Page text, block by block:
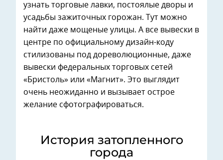
узнать торговые лавки, постоялые дворы и
усадьбы зажиточных горожан. Тут можно
найти даже мощеные улицы. А все вывески в
центре по официальному дизайн-коду
стилизованы под дореволюционные, даже
вывески федеральных торговых сетей
«Бристоль» или «Магнит». Это выглядит
очень неожиданно и вызывает острое
желание сфотографироваться.
История затопленного
города